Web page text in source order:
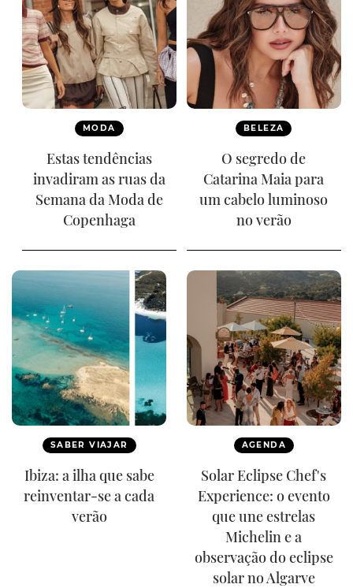
MODA
Estas tendências
invadiram as ruas da
Semana da Moda de
Copenhaga
BELEZA
O segredo de
Catarina Maia para
um cabelo luminoso
no verão
SABER VIAJAR
Ibiza: a ilha que sabe
reinventar-se a cada
verão
AGENDA
Solar Eclipse Chef's
Experience: o evento
que une estrelas
Michelin e a
observação do eclipse
solar no Algarve